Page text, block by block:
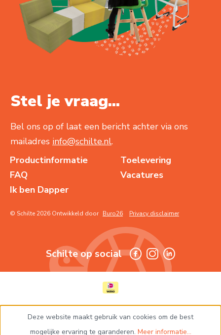
Stel je vraag...
Bel ons op of laat een bericht achter via ons
mailadres info@schilte.nl.
Productinformatie
Toelevering
FAQ
Vacatures
Ik ben Dapper
© Schilte 2026 Ontwikkeld door Buro26 Privacy disclaimer
Schilte op social
Deze website maakt gebruik van cookies om de best
mogelijke ervaring te garanderen. Meer informatie...